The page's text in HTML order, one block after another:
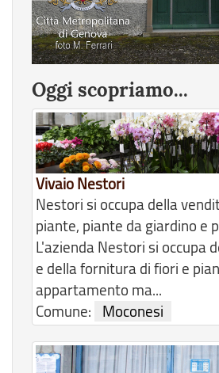
Oggi scopriamo...
Vivaio Nestori
Nestori si occupa della
piante, piante da giardino e
L'azienda Nestori si occupa
e della fornitura di fiori e
appartamento ma...
Comune:
Moconesi